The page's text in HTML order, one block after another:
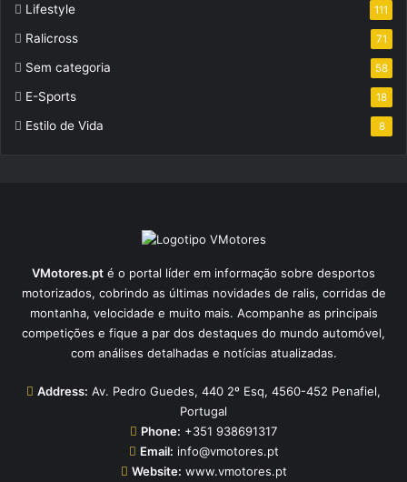
Lifestyle 111
Ralicross 71
Sem categoria 58
E-Sports 18
Estilo de Vida 8
VMotores.pt é o portal líder em informação sobre desportos
motorizados, cobrindo as últimas novidades de ralis, corridas de
montanha, velocidade e muito mais. Acompanhe as principais
competições e fique a par dos destaques do mundo automóvel,
com análises detalhadas e notícias atualizadas.
Address: Av. Pedro Guedes, 440 2º Esq, 4560-452 Penafiel,
Portugal
Phone: +351 938691317
Email: info@vmotores.pt
Website: www.vmotores.pt